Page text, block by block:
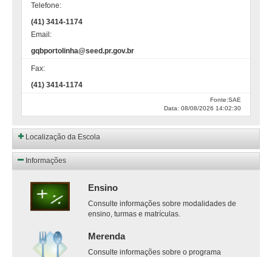
Telefone:
(41) 3414-1174
Email:
gqbportolinha@seed.pr.gov.br
Fax:
(41) 3414-1174
Fonte:SAE
Data: 08/08/2026 14:02:30
Localização da Escola
Informações
Ensino
Consulte informações sobre modalidades de
ensino, turmas e matrículas.
Merenda
Consulte informações sobre o programa